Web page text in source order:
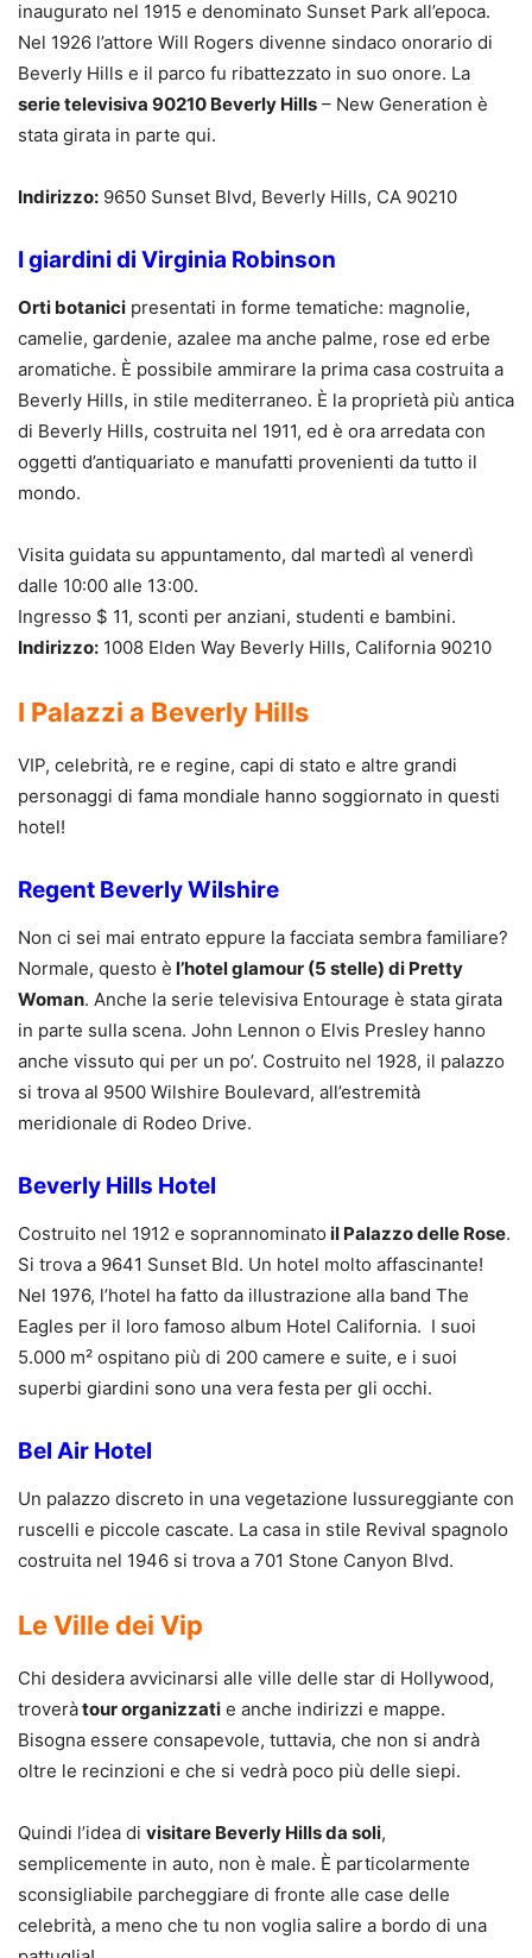
inaugurato nel 1915 e denominato Sunset Park all’epoca.
Nel 1926 l’attore Will Rogers divenne sindaco onorario di
Beverly Hills e il parco fu ribattezzato in suo onore. La
serie televisiva 90210 Beverly Hills – New Generation è
stata girata in parte qui.
Indirizzo: 9650 Sunset Blvd, Beverly Hills, CA 90210
I giardini di Virginia Robinson
Orti botanici presentati in forme tematiche: magnolie,
camelie, gardenie, azalee ma anche palme, rose ed erbe
aromatiche. È possibile ammirare la prima casa costruita a
Beverly Hills, in stile mediterraneo. È la proprietà più antica
di Beverly Hills, costruita nel 1911, ed è ora arredata con
oggetti d’antiquariato e manufatti provenienti da tutto il
mondo.
Visita guidata su appuntamento, dal martedì al venerdì
dalle 10:00 alle 13:00.
Ingresso $ 11, sconti per anziani, studenti e bambini.
Indirizzo: 1008 Elden Way Beverly Hills, California 90210
I Palazzi a Beverly Hills
VIP, celebrità, re e regine, capi di stato e altre grandi
personaggi di fama mondiale hanno soggiornato in questi
hotel!
Regent Beverly Wilshire
Non ci sei mai entrato eppure la facciata sembra familiare?
Normale, questo è l’hotel glamour (5 stelle) di Pretty
Woman. Anche la serie televisiva Entourage è stata girata
in parte sulla scena. John Lennon o Elvis Presley hanno
anche vissuto qui per un po’. Costruito nel 1928, il palazzo
si trova al 9500 Wilshire Boulevard, all’estremità
meridionale di Rodeo Drive.
Beverly Hills Hotel
Costruito nel 1912 e soprannominato il Palazzo delle Rose.
Si trova a 9641 Sunset Bld. Un hotel molto affascinante!
Nel 1976, l’hotel ha fatto da illustrazione alla band The
Eagles per il loro famoso album Hotel California. I suoi
5.000 m² ospitano più di 200 camere e suite, e i suoi
superbi giardini sono una vera festa per gli occhi.
Bel Air Hotel
Un palazzo discreto in una vegetazione lussureggiante con
ruscelli e piccole cascate. La casa in stile Revival spagnolo
costruita nel 1946 si trova a 701 Stone Canyon Blvd.
Le Ville dei Vip
Chi desidera avvicinarsi alle ville delle star di Hollywood,
troveràtour organizzati e anche indirizzi e mappe.
Bisogna essere consapevole, tuttavia, che non si andrà
oltre le recinzioni e che si vedrà poco più delle siepi.
Quindi l’idea di visitare Beverly Hills da soli,
semplicemente in auto, non è male. È particolarmente
sconsigliabile parcheggiare di fronte alle case delle
celebrità, a meno che tu non voglia salire a bordo di una